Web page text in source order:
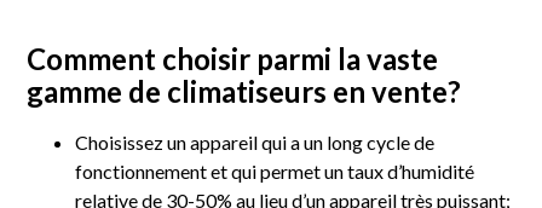
Comment choisir parmi la vaste
gamme de climatiseurs en vente?
Choisissez un appareil qui a un long cycle de
fonctionnement et qui permet un taux d’humidité
relative de 30-50% au lieu d’un appareil très puissant;